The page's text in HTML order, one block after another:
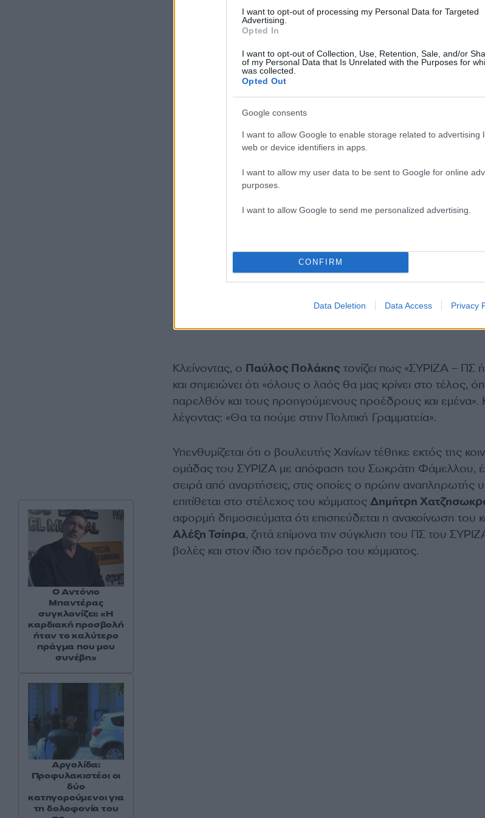
I want to opt-out of processing my Personal Data for Targeted
Advertising.
Opted In
I want to opt-out of Collection, Use, Retention, Sale, and/or
of my Personal Data that Is Unrelated with the Purposes for
was collected.
Opted Out
Google consents
I want to allow Google to enable storage related to advertising
web or device identifiers in apps.
I want to allow my user data to be sent to Google for online
purposes.
I want to allow Google to send me personalized advertising.
CONFIRM
Data Deletion Data Access Privacy
Κλείνοντας, ο Παύλος Πολάκης τονίζει πως «ΣΥΡΙΖΑ – ΠΣ
και σημειώνει ότι «όλους ο λαός θα μας κρίνει στο τέλος,
παρελθόν και τους προηγούμενους προέδρους και εμένα».
λέγοντας: «Θα τα πούμε στην Πολιτική Γραμματεία».
Υπενθυμίζεται ότι ο βουλευτής Χανίων τέθηκε εκτός της
ομάδας του ΣΥΡΙΖΑ με απόφαση του Σωκράτη Φάμελλου,
σειρά από αναρτήσεις, στις οποίες ο πρώην αναπληρωτής
επιτίθεται στο στέλεχος του κόμματος Δημήτρη
αφορμή δημοσιεύματα ότι επισπεύδεται η ανακοίνωση του
Αλέξη Τσίπρα, ζητά επίμονα την σύγκλιση του ΠΣ του
βολές και στον ίδιο τον πρόεδρο του κόμματος.
Ο Αντόνιο
Μπαντέρας
συγκλονίζει: «Η
καρδιακή προσβολή
ήταν το καλύτερο
πράγμα που μου
συνέβη»
Αργολίδα:
Προφυλακιστέοι οι
δύο
κατηγορούμενοι για
τη δολοφονία του